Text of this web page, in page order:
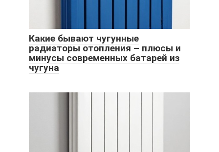
Какие бывают чугунные
радиаторы отопления – плюсы и
минусы современных батарей из
чугуна